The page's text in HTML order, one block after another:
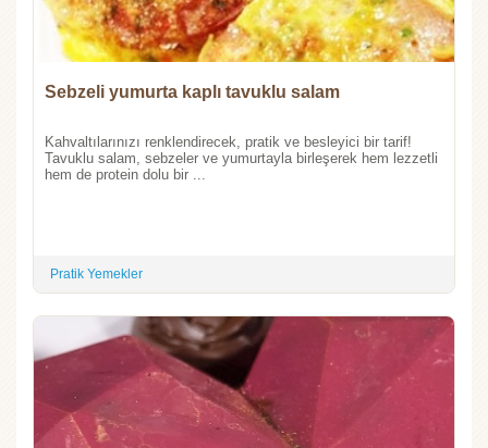
Sebzeli yumurta kaplı tavuklu salam
Kahvaltılarınızı renklendirecek, pratik ve besleyici bir tarif!
Tavuklu salam, sebzeler ve yumurtayla birleşerek hem lezzetli
hem de protein dolu bir ...
Pratik Yemekler